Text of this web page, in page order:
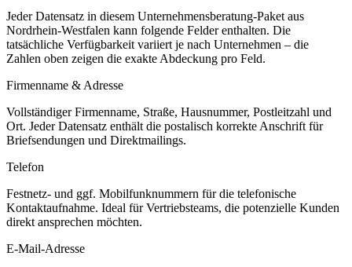
Jeder Datensatz in diesem Unternehmensberatung-Paket aus
Nordrhein-Westfalen kann folgende Felder enthalten. Die
tatsächliche Verfügbarkeit variiert je nach Unternehmen – die
Zahlen oben zeigen die exakte Abdeckung pro Feld.
Firmenname & Adresse
Vollständiger Firmenname, Straße, Hausnummer, Postleitzahl und
Ort. Jeder Datensatz enthält die postalisch korrekte Anschrift für
Briefsendungen und Direktmailings.
Telefon
Festnetz- und ggf. Mobilfunknummern für die telefonische
Kontaktaufnahme. Ideal für Vertriebsteams, die potenzielle Kunden
direkt ansprechen möchten.
E-Mail-Adresse